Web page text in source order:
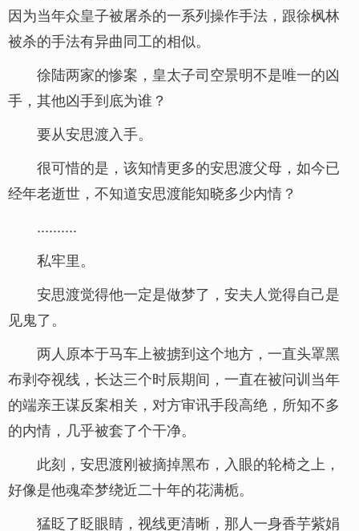
因为当年众皇子被屠杀的一系列操作手法，跟徐枫林
被杀的手法有异曲同工的相似。
徐陆两家的惨案，皇太子司空景明不是唯一的凶
手，其他凶手到底为谁？
要从安思渡入手。
很可惜的是，该知情更多的安思渡父母，如今已
经年老逝世，不知道安思渡能知晓多少内情？
..........
私牢里。
安思渡觉得他一定是做梦了，安夫人觉得自己是
见鬼了。
两人原本于马车上被掳到这个地方，一直头罩黑
布剥夺视线，长达三个时辰期间，一直在被问训当年
的端亲王谋反案相关，对方审讯手段高绝，所知不多
的内情，几乎被套了个干净。
此刻，安思渡刚被摘掉黑布，入眼的轮椅之上，
好像是他魂牵梦绕近二十年的花满栀。
猛眨了眨眼睛，视线更清晰，那人一身香芋紫娟